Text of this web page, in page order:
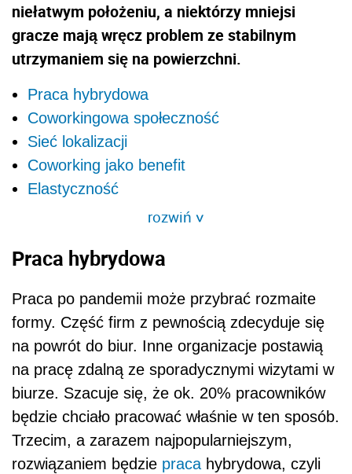
niełatwym położeniu, a niektórzy mniejsi
gracze mają wręcz problem ze stabilnym
utrzymaniem się na powierzchni.
Praca hybrydowa
Coworkingowa społeczność
Sieć lokalizacji
Coworking jako benefit
Elastyczność
rozwiń>
Praca hybrydowa
Praca po pandemii może przybrać rozmaite
formy. Część firm z pewnością zdecyduje się
na powrót do biur. Inne organizacje postawią
na pracę zdalną ze sporadycznymi wizytami w
biurze. Szacuje się, że ok. 20% pracowników
będzie chciało pracować właśnie w ten sposób.
Trzecim, a zarazem najpopularniejszym,
rozwiązaniem będzie pracahybrydowa, czyli